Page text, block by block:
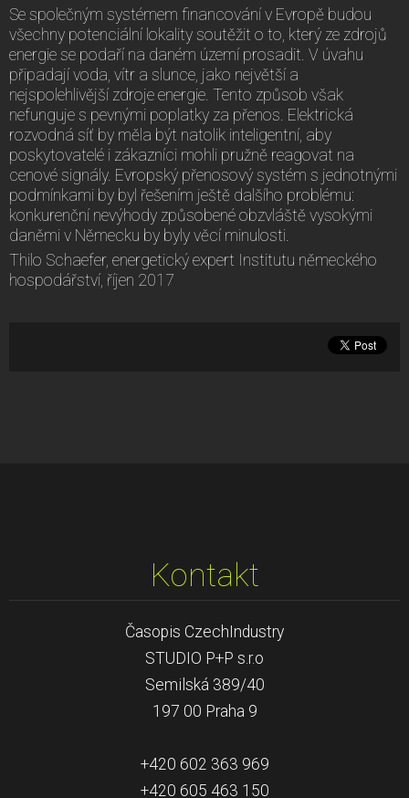
Se společným systémem financování v Evropě budou
všechny potenciální lokality soutěžit o to, který ze zdrojů
energie se podaří na daném území prosadit. V úvahu
připadají voda, vítr a slunce, jako největší a
nejspolehlivější zdroje energie. Tento způsob však
nefunguje s pevnými poplatky za přenos. Elektrická
rozvodná síť by měla být natolik inteligentní, aby
poskytovatelé i zákazníci mohli pružně reagovat na
cenové signály. Evropský přenosový systém s jednotnými
podmínkami by byl řešením ještě dalšího problému:
konkurenční nevýhody způsobené obzvláště vysokými
daněmi v Německu by byly věcí minulosti.
Thilo Schaefer, energetický expert Institutu německého
hospodářství, říjen 2017
Kontakt
Časopis CzechIndustry
STUDIO P+P s.r.o
Semilská 389/40
197 00 Praha 9
+420 602 363 969
+420 605 463 150